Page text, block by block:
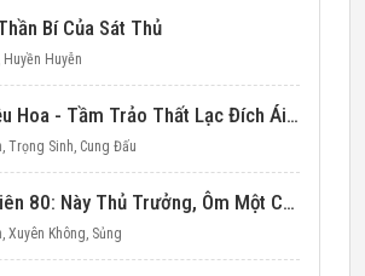
Bí Của Sát Thủ
Huyền Huyễn
Độ Thiệu Hoa - Tầm Trảo Thất Lạc Đích Ái Tình
, Trọng Sinh, Cung Đấu
Thập Niên 80: Này Thủ Trưởng, Ôm Một Cái Đi!
, Xuyên Không, Sủng